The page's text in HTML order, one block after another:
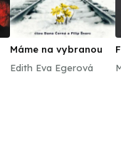
Máme na vybranou
Edith Eva Egerová